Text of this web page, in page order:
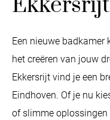
Een nieuwe badkamer
het creëren van jouw
Ekkersrijt vind je een
Eindhoven. Of je nu
of slimme oplossingen